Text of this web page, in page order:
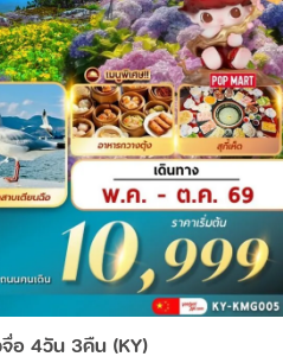
อ 4วัน 3คืน (KY)